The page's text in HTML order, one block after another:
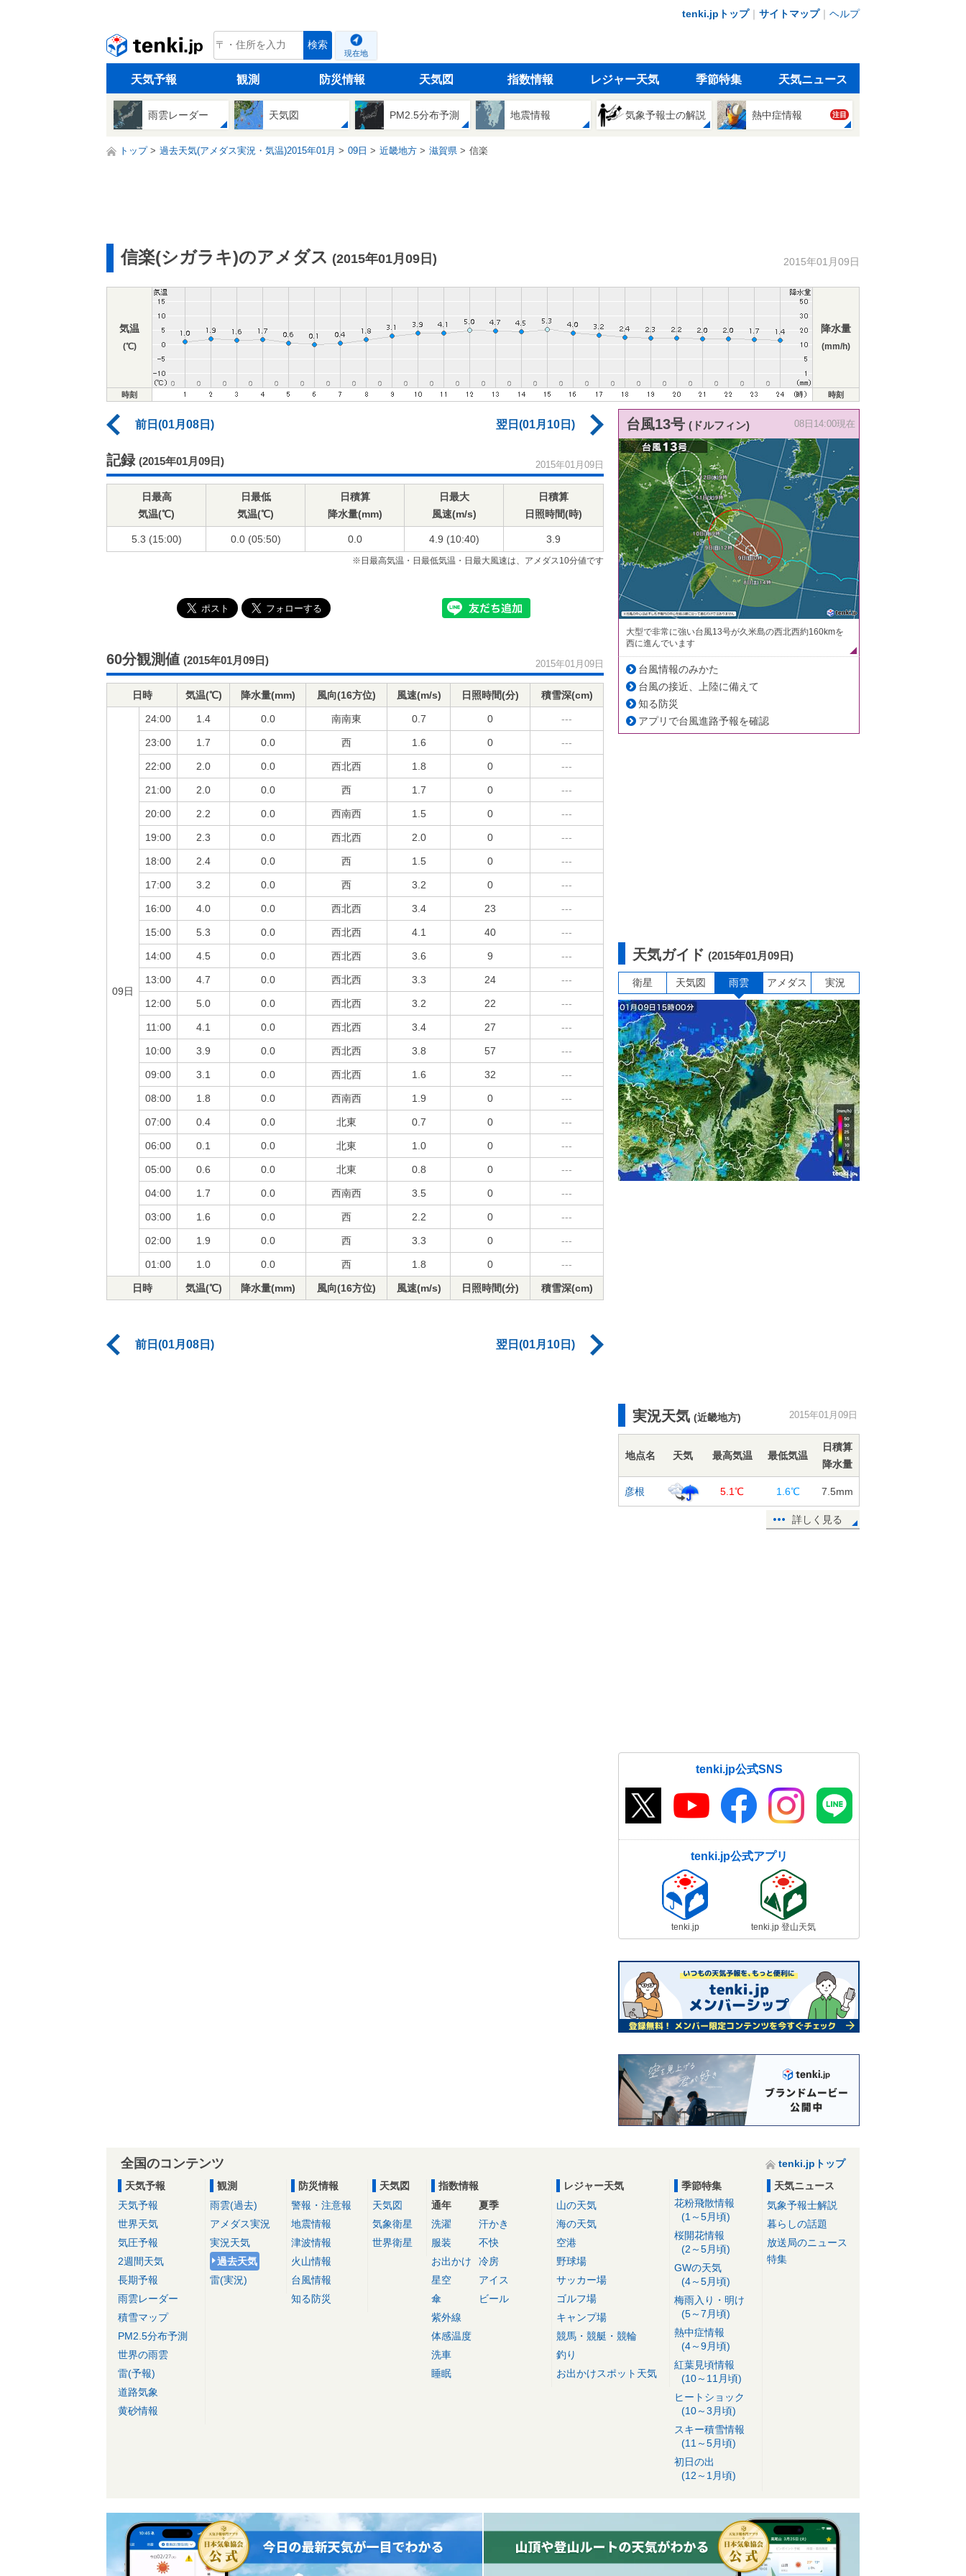
tenki.jpトップ｜ サイトマップ｜ ヘルプ
tenki.jp 検索
現在地
天気予報 観測 防災情報 天気図 指数情報 レジャー天気 季節特集 天気ニュース
雨雲レーダー 天気図 PM2.5分布予測 地震情報 気象予報士の解説 熱中症情報 注目
トップ 過去天気(アメダス実況・気温)2015年01月 09日 近畿地方 滋賀県 信楽
信楽(シガラキ)のアメダス (2015年01月09日) 2015年01月09日
気温
(℃)
降水量
(mm/h)
時刻 時刻
前日(01月08日) 翌日(01月10日)
記録 (2015年01月09日) 2015年01月09日
日最高
気温(℃)
日最低
気温(℃)
日積算
降水量(mm)
日最大
風速(m/s)
日積算
日照時間(時)
5.3 (15:00) 0.0 (05:50) 0.0 4.9 (10:40) 3.9
※日最高気温・日最低気温・日最大風速は、アメダス10分値です
60分観測値 (2015年01月09日) 2015年01月09日
日時 気温(℃) 降水量(mm) 風向(16方位) 風速(m/s) 日照時間(分) 積雪深(cm)
09日
24:00 1.4 0.0 南南東 0.7 0 ---
23:00 1.7 0.0 西 1.6 0 ---
22:00 2.0 0.0 西北西 1.8 0 ---
21:00 2.0 0.0 西 1.7 0 ---
20:00 2.2 0.0 西南西 1.5 0 ---
19:00 2.3 0.0 西北西 2.0 0 ---
18:00 2.4 0.0 西 1.5 0 ---
17:00 3.2 0.0 西 3.2 0 ---
16:00 4.0 0.0 西北西 3.4 23 ---
15:00 5.3 0.0 西北西 4.1 40 ---
14:00 4.5 0.0 西北西 3.6 9 ---
13:00 4.7 0.0 西北西 3.3 24 ---
12:00 5.0 0.0 西北西 3.2 22 ---
11:00 4.1 0.0 西北西 3.4 27 ---
10:00 3.9 0.0 西北西 3.8 57 ---
09:00 3.1 0.0 西北西 1.6 32 ---
08:00 1.8 0.0 西南西 1.9 0 ---
07:00 0.4 0.0 北東 0.7 0 ---
06:00 0.1 0.0 北東 1.0 0 ---
05:00 0.6 0.0 北東 0.8 0 ---
04:00 1.7 0.0 西南西 3.5 0 ---
03:00 1.6 0.0 西 2.2 0 ---
02:00 1.9 0.0 西 3.3 0 ---
01:00 1.0 0.0 西 1.8 0 ---
日時 気温(℃) 降水量(mm) 風向(16方位) 風速(m/s) 日照時間(分) 積雪深(cm)
前日(01月08日) 翌日(01月10日)
台風13号 (ドルフィン) 08日14:00現在
大型で非常に強い台風13号が久米島の西北西約160kmを
西に進んでいます
台風情報のみかた
台風の接近、上陸に備えて
知る防災
アプリで台風進路予報を確認
天気ガイド (2015年01月09日)
衛星 天気図 雨雲 アメダス 実況
実況天気 (近畿地方) 2015年01月09日
地点名 天気 最高気温 最低気温
日積算
降水量
彦根 5.1℃ 1.6℃ 7.5mm
詳しく見る
tenki.jp公式SNS
tenki.jp公式アプリ
tenki.jp tenki.jp 登山天気
全国のコンテンツ
tenki.jpトップ
天気予報
天気予報
世界天気
気圧予報
2週間天気
長期予報
雨雲レーダー
積雪マップ
PM2.5分布予測
世界の雨雲
雷(予報)
道路気象
黄砂情報
観測
雨雲(過去)
アメダス実況
実況天気
過去天気
雷(実況)
防災情報
警報・注意報
地震情報
津波情報
火山情報
台風情報
知る防災
天気図
天気図
気象衛星
世界衛星
指数情報
通年
洗濯
服装
お出かけ
星空
傘
紫外線
体感温度
洗車
睡眠
夏季
汗かき
不快
冷房
アイス
ビール
レジャー天気
山の天気
海の天気
空港
野球場
サッカー場
ゴルフ場
キャンプ場
競馬・競艇・競輪
釣り
お出かけスポット天気
季節特集
花粉飛散情報
(1～5月頃)
桜開花情報
(2～5月頃)
GWの天気
(4～5月頃)
梅雨入り・明け
(5～7月頃)
熱中症情報
(4～9月頃)
紅葉見頃情報
(10～11月頃)
ヒートショック
(10～3月頃)
スキー積雪情報
(11～5月頃)
初日の出
(12～1月頃)
天気ニュース
気象予報士解説
暮らしの話題
放送局のニュース
特集